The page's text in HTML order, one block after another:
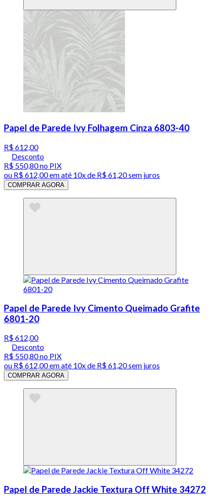
Papel de Parede Ivy Folhagem Cinza 6803-40
R$ 612,00
Desconto
R$ 550,80no PIX
ou R$ 612,00em até 10x de R$ 61,20 sem juros
COMPRAR AGORA
Papel de Parede Ivy Cimento Queimado Grafite
6801-20
R$ 612,00
Desconto
R$ 550,80no PIX
ou R$ 612,00em até 10x de R$ 61,20 sem juros
COMPRAR AGORA
Papel de Parede Jackie Textura Off White 34272